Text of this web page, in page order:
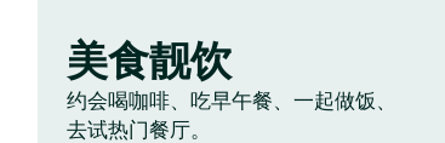
美食靓饮
约会喝咖啡、吃早午餐、一起做饭、
去试热门餐厅。